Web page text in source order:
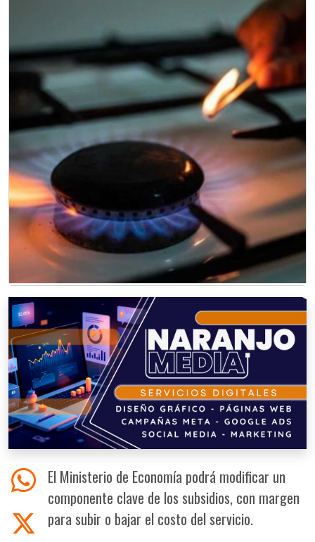
El Ministerio de Economía podrá modificar un
componente clave de los subsidios, con margen
para subir o bajar el costo del servicio.